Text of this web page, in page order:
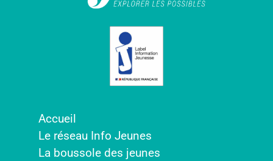
Accueil
Le réseau Info Jeunes
La boussole des jeunes